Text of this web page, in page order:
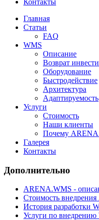
Контакты
Главная
Статьи
FAQ
WMS
Описание
Возврат
Оборудование
Быстродействие
Архитектура
Адаптируемость
Услуги
Стоимость
Наши клиенты
Почему
Галерея
Контакты
Дополнительно
ARENA.WMS -
Стоимость
История разработки
Услуги по